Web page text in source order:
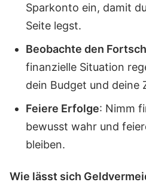
Sparkonto ein, damit
Seite legst.
Beobachte den
finanzielle Situation
dein Budget und deine
Feiere Erfolge: Nimm
bewusst wahr und
bleiben.
Wie lässt sich